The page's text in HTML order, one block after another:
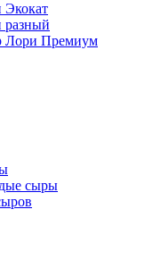
Лори Премиум
сыры